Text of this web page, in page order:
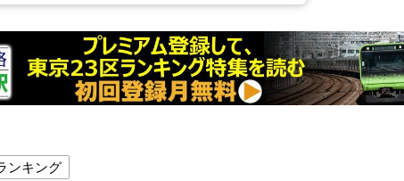
ンキング